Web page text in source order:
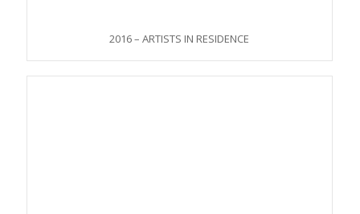
2016 – ARTISTS IN RESIDENCE